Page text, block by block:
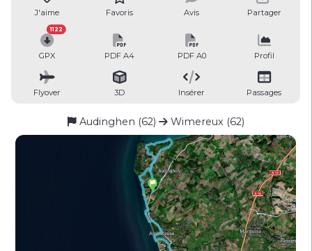
J'aime Favoris Avis Partager
GPX
1122
PDF A4 PDF A0 Profil
Flyover 3D Insérer Passages
Audinghen (62) Wimereux (62)